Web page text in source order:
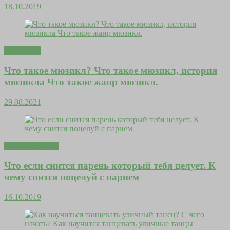
18.10.2019
Что такое мюзикл? Что такое мюзикл, история
мюзикла Что такое жанр мюзикл.
29.08.2021
Что если снится парень который тебя целует. К
чему снится поцелуй с парнем
16.10.2019